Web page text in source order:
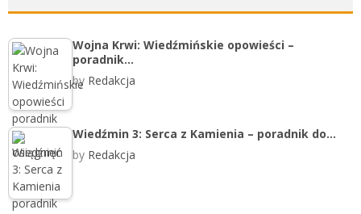
Wojna Krwi: Wiedźmińskie opowieści –
poradnik…
by Redakcja
Wiedźmin 3: Serca z Kamienia – poradnik do…
by Redakcja